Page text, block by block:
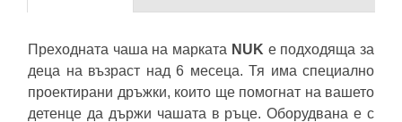
Преходната чаша на марката NUK е подходяща за
деца на възраст над 6 месеца. Тя има специално
проектирани дръжки, които ще помогнат на вашето
детенце да държи чашата в ръце. Оборудвана е с